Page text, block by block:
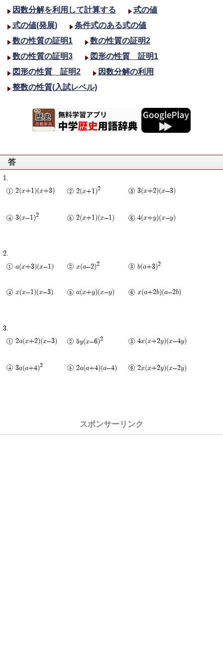
因数分解を利用して計算する
式の値
式の値(発展)
条件式のある式の値
数の性質の証明1
数の性質の証明2
数の性質の証明3
図形の性質 証明1
図形の性質 証明2
因数分解の利用
整数の性質(入試レベル)
答
2(x+1)(x+3) 2(x+1)2 3(x+2)(x-3)
3(x-1)2 2(x+1)(x-1) 4(x+y)(x-y)
a(x+3)(x-1) x(a-2)2 b(a+3)2
x(x-1)(x-3) a(x+y)(x-y) x(a+2b)(a-2b)
2a(x+2)(x-3) 5y(x-6)2 4x(x+2y)(x-4y)
3a(a+4)2 2a(a+4)(a-4) 2x(x+2y)(x-2y)